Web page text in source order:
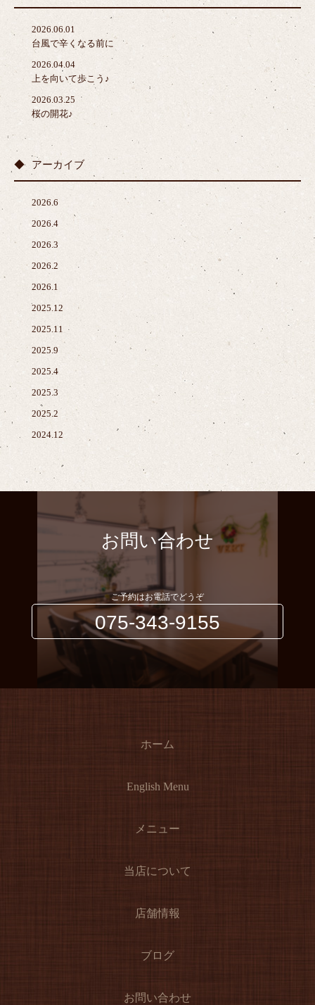
2026.06.01
台風で辛くなる前に
2026.04.04
上を向いて歩こう♪
2026.03.25
桜の開花♪
アーカイブ
2026.6
2026.4
2026.3
2026.2
2026.1
2025.12
2025.11
2025.9
2025.4
2025.3
2025.2
2024.12
お問い合わせ
ご予約はお電話でどうぞ
075-343-9155
ホーム
English Menu
メニュー
当店について
店舗情報
ブログ
お問い合わせ